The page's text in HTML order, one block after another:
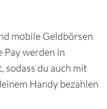
mobile Geldbörsen
Pay werden in
sodass du auch mit
Handy bezahlen